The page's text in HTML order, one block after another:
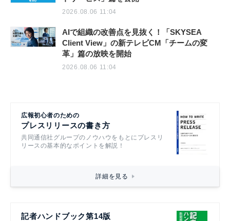
2026.08.06 11:04
AIで組織の改善点を見抜く！「SKYSEA
Client View」の新テレビCM「チームの変
革」篇の放映を開始
2026.08.06 11:04
広報初心者のための
プレスリリースの書き方
共同通信社グループのノウハウをもとにプレスリ
リースの基本的なポイントを解説！
詳細を見る
記者ハンドブック第14版